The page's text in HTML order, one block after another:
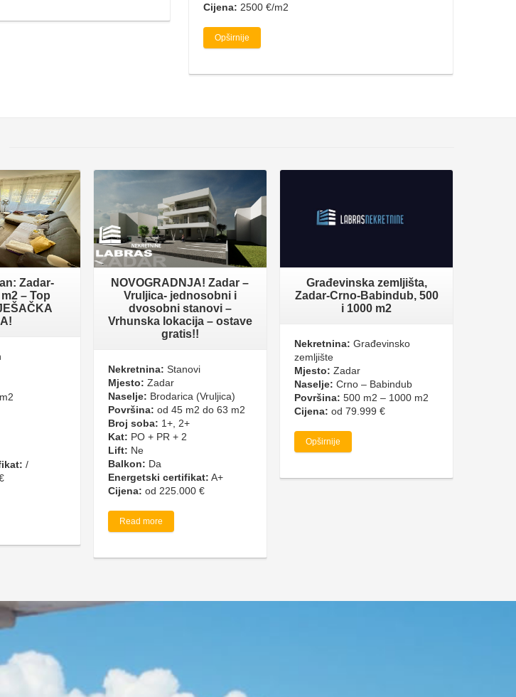
Cijena: 2500 €/m2
Opširnije
Zadar-
– Top
/
NOVOGRADNJA! Zadar –
Vruljica- jednosobni i
dvosobni stanovi –
Vrhunska lokacija – ostave
gratis!!
Nekretnina: Stanovi
Mjesto: Zadar
Naselje: Brodarica (Vruljica)
Površina: od 45 m2 do 63 m2
Broj soba: 1+, 2+
Kat: PO + PR + 2
Lift: Ne
Balkon: Da
Energetski certifikat: A+
Cijena: od 225.000 €
Read more
Građevinska zemljišta,
Zadar-Crno-Babindub, 500
i 1000 m2
Nekretnina: Građevinsko
zemljište
Mjesto: Zadar
Naselje: Crno – Babindub
Površina: 500 m2 – 1000 m2
Cijena: od 79.999 €
Opširnije